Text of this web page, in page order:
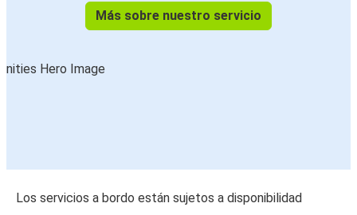
Más sobre nuestro servicio
Los servicios a bordo están sujetos a disponibilidad